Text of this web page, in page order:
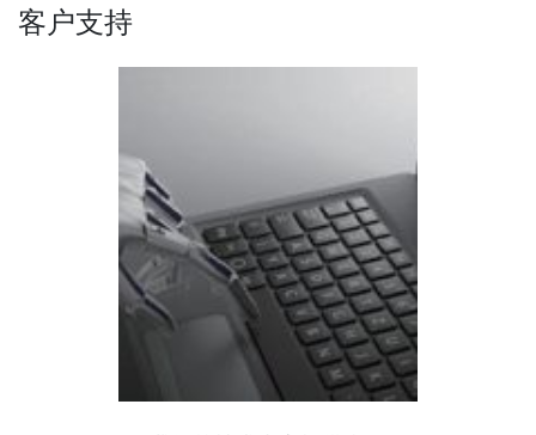
客户支持